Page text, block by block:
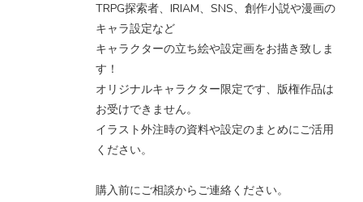
TRPG探索者、IRIAM、SNS、創作小説や漫画の
キャラ設定など
キャラクターの立ち絵や設定画をお描き致しま
す！
オリジナルキャラクター限定です、版権作品は
お受けできません。
イラスト外注時の資料や設定のまとめにご活用
ください。
購入前にご相談からご連絡ください。